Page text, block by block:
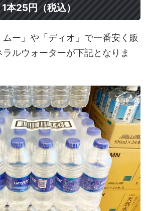
25円（税込）
ー」や「ディオ」で一番安く販
ルウォーターが下記となりま